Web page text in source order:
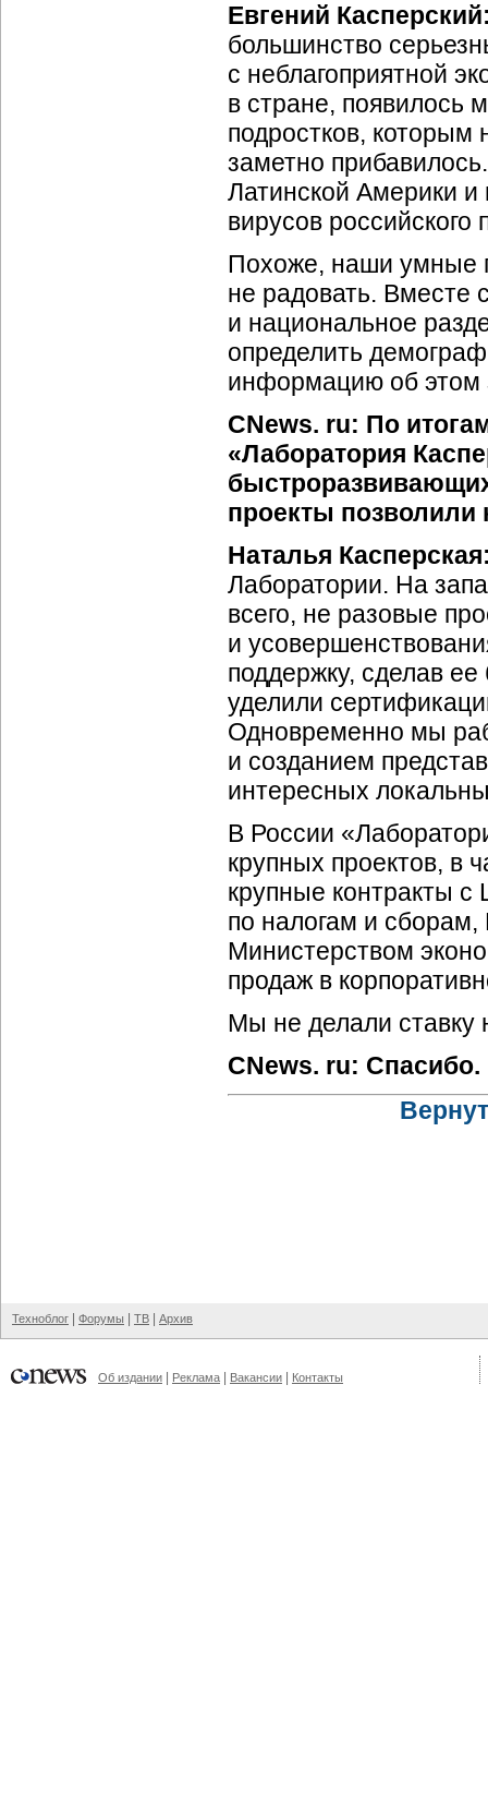
Евгений
большинство
с неблагоприятной
в стране, появилось
подростков, которым
заметно
Латинской Америки и
вирусов
Похоже, наши умные
не радовать. Вместе
и национальное
определить
информацию об этом
CNews. ru: По
«Лаборатория
проекты позволили
Наталья
Лаборатории. На
всего, не разовые
и
поддержку, сделав
уделили
Одновременно мы
и созданием
интересных
В России
крупных проектов, в
крупные контракты
по налогам и
Министерством
продаж в
Мы не делали ставку
CNews. ru: Спасибо.
Техноблог Форумы ТВ Архив
Об издании Реклама Вакансии Контакты